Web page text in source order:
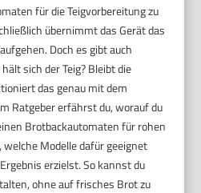
für die Teigvorbereitung zu
übernimmt das Gerät das
Doch es gibt auch
sich der Teig? Bleibt die
das genau mit dem
Ratgeber erfährst du, worauf du
Brotbackautomaten für rohen
Modelle dafür geeignet
erzielst. So kannst du
ohne auf frisches Brot zu